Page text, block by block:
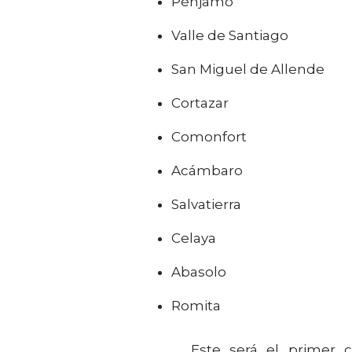
Valle de Santiago
San Miguel de Allende
Cortazar
Comonfort
Acámbaro
Salvatierra
Celaya
Abasolo
Romita